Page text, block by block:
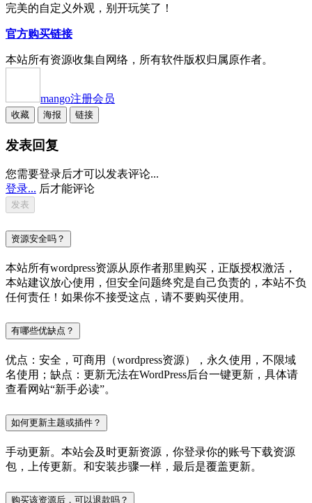
完美的自定义外观，别开玩笑了！
官方购买链接
本站所有资源收集自网络，所有软件版权归属原作者。
mango注册会员
收藏 海报 链接
发表回复
您需要登录后才可以发表评论...
登录... 后才能评论
资源安全吗？
本站所有wordpress资源从原作者那里购买，正版授权激活，
本站建议放心使用，但安全问题终究是自己负责的，本站不负
任何责任！如果你不接受这点，请不要购买使用。
有哪些优缺点？
优点：安全，可商用（wordpress资源），永久使用，不限域
名使用；缺点：更新无法在WordPress后台一键更新，具体请
查看网站“新手必读”。
如何更新主题或插件？
手动更新。本站会及时更新资源，你登录你的账号下载资源
包，上传更新。和安装步骤一样，最后是覆盖更新。
购买该资源后，可以退款吗？